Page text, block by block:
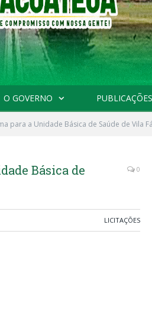
O GOVERNO PUBLICAÇÕES
para a Unidade Básica de Saúde de Vila
Básica de
0
LICITAÇÕES